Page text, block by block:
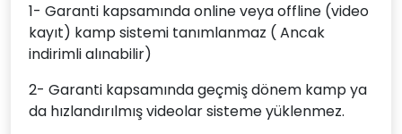
1- Garanti kapsamında online veya offline (video
kayıt) kamp sistemi tanımlanmaz ( Ancak
indirimli alınabilir)
2- Garanti kapsamında geçmiş dönem kamp ya
da hızlandırılmış videolar sisteme yüklenmez.